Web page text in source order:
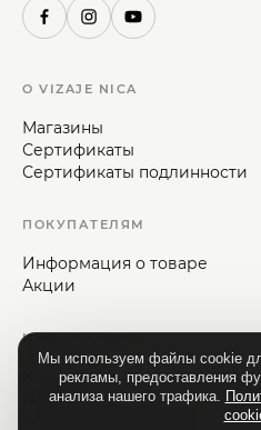
О VIZAJE NICA
Магазины
Сертификаты
Сертификаты подлинности
ПОКУПАТЕЛЯМ
Информация о товаре
Акции
ИНФОРМАЦИЯ
Контакты
Информация для
Мы используем файлы cookie
рекламы, предоставления
анализа нашего трафика.